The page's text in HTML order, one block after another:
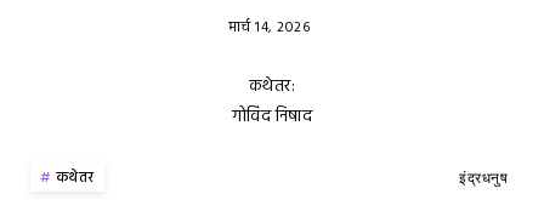
मार्च 14, 2026
कथेतर:
गोविंद निषाद
कथेतर इंद्रधनुष